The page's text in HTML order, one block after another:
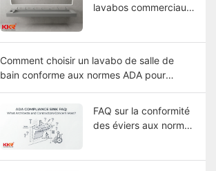
lavabos commerciaux
Comment choisir un lavabo de salle de
bain conforme aux normes ADA pour
FAQ sur la conformité
des éviers aux normes